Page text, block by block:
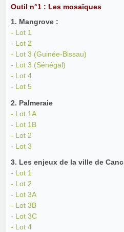
Outil n°1 : Les mosaïques
1. Mangrove :
- Lot 1
- Lot 2
- Lot 3 (Guinée-Bissau)
- Lot 3 (Sénégal)
- Lot 4
- Lot 5
2. Palmeraie
- Lot 1A
- Lot 1B
- Lot 2
- Lot 3
3. Les enjeux de la ville de
- Lot 1
- Lot 2
- Lot 3A
- Lot 3B
- Lot 3C
- Lot 4